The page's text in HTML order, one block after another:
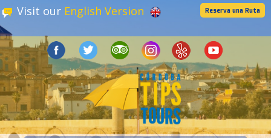
Visit our English Version Reserva una Ruta